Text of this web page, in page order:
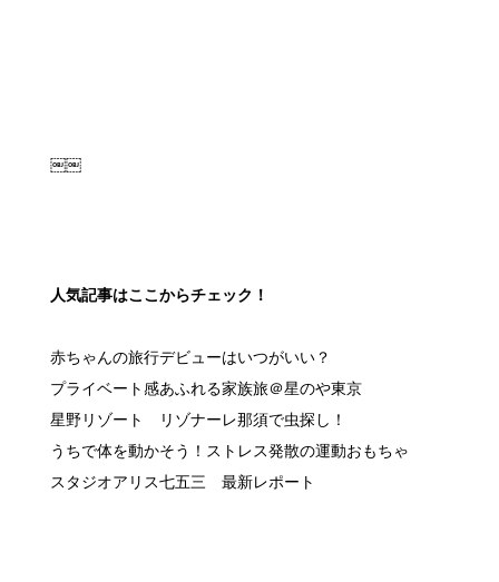
￼￼
人気記事はここからチェック！
赤ちゃんの旅行デビューはいつがいい？
プライベート感あふれる家族旅＠星のや東京
星野リゾート リゾナーレ那須で虫探し！
うちで体を動かそう！ストレス発散の運動おもちゃ
スタジオアリス七五三 最新レポート